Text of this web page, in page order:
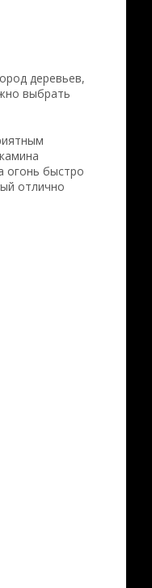
деревьев,
выбрать
огонь быстро
отлично